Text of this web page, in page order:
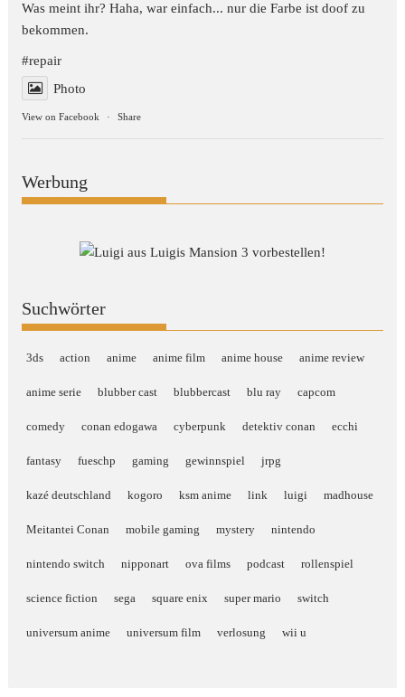
Was meint ihr? Haha, war einfach... nur die Farbe ist doof zu
bekommen.
#repair
Photo
View on Facebook · Share
Werbung
Suchwörter
3ds action anime anime film anime house anime review
anime serie blubber cast blubbercast blu ray capcom
comedy conan edogawa cyberpunk detektiv conan ecchi
fantasy fueschp gaming gewinnspiel jrpg
kazé deutschland kogoro ksm anime link luigi madhouse
Meitantei Conan mobile gaming mystery nintendo
nintendo switch nipponart ova films podcast rollenspiel
science fiction sega square enix super mario switch
universum anime universum film verlosung wii u